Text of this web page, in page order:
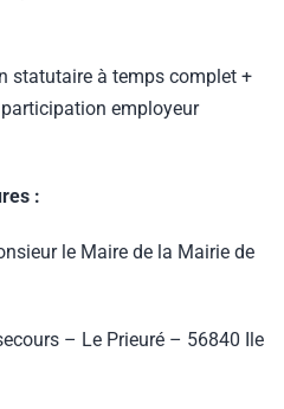
statutaire à temps complet +
employeur
:
le Maire de la Mairie de
– Le Prieuré – 56840 Ile